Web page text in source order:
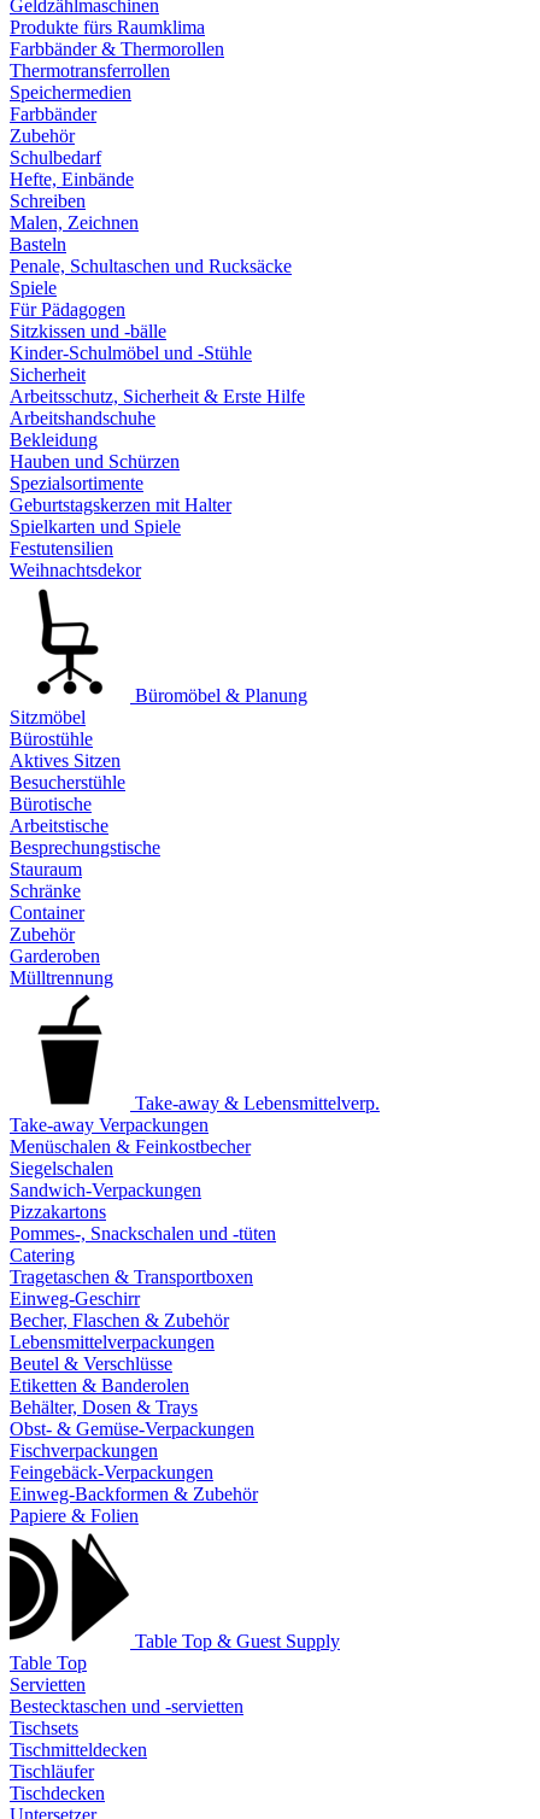
Geldzählmaschinen
Produkte fürs Raumklima
Farbbänder & Thermorollen
Thermotransferrollen
Speichermedien
Farbbänder
Zubehör
Schulbedarf
Hefte, Einbände
Schreiben
Malen, Zeichnen
Basteln
Penale, Schultaschen und Rucksäcke
Spiele
Für Pädagogen
Sitzkissen und -bälle
Kinder-Schulmöbel und -Stühle
Sicherheit
Arbeitsschutz, Sicherheit & Erste Hilfe
Arbeitshandschuhe
Bekleidung
Hauben und Schürzen
Spezialsortimente
Geburtstagskerzen mit Halter
Spielkarten und Spiele
Festutensilien
Weihnachtsdekor
Büromöbel & Planung
Sitzmöbel
Bürostühle
Aktives Sitzen
Besucherstühle
Bürotische
Arbeitstische
Besprechungstische
Stauraum
Schränke
Container
Zubehör
Garderoben
Mülltrennung
Take-away & Lebensmittelverp.
Take-away Verpackungen
Menüschalen & Feinkostbecher
Siegelschalen
Sandwich-Verpackungen
Pizzakartons
Pommes-, Snackschalen und -tüten
Catering
Tragetaschen & Transportboxen
Einweg-Geschirr
Becher, Flaschen & Zubehör
Lebensmittelverpackungen
Beutel & Verschlüsse
Etiketten & Banderolen
Behälter, Dosen & Trays
Obst- & Gemüse-Verpackungen
Fischverpackungen
Feingebäck-Verpackungen
Einweg-Backformen & Zubehör
Papiere & Folien
Table Top & Guest Supply
Table Top
Servietten
Bestecktaschen und -servietten
Tischsets
Tischmitteldecken
Tischläufer
Tischdecken